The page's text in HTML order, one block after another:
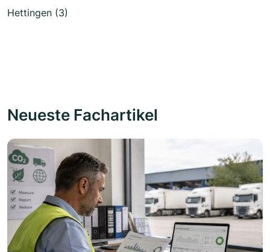
Hettingen (3)
Neueste Fachartikel